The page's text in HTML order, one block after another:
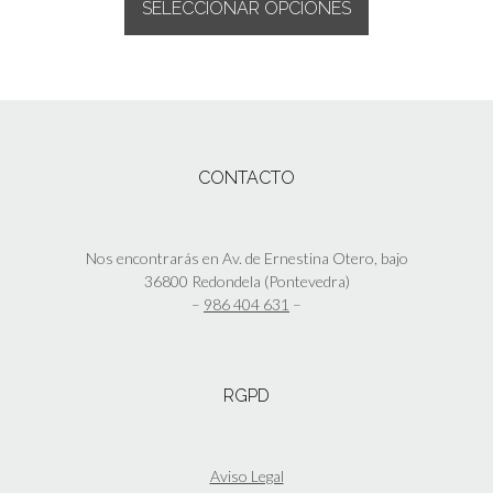
SELECCIONAR OPCIONES
opciones
elegir
en
la
CONTACTO
Nos encontrarás en Av. de Ernestina Otero, bajo
36800 Redondela (Pontevedra)
– 986 404 631 –
RGPD
Aviso Legal